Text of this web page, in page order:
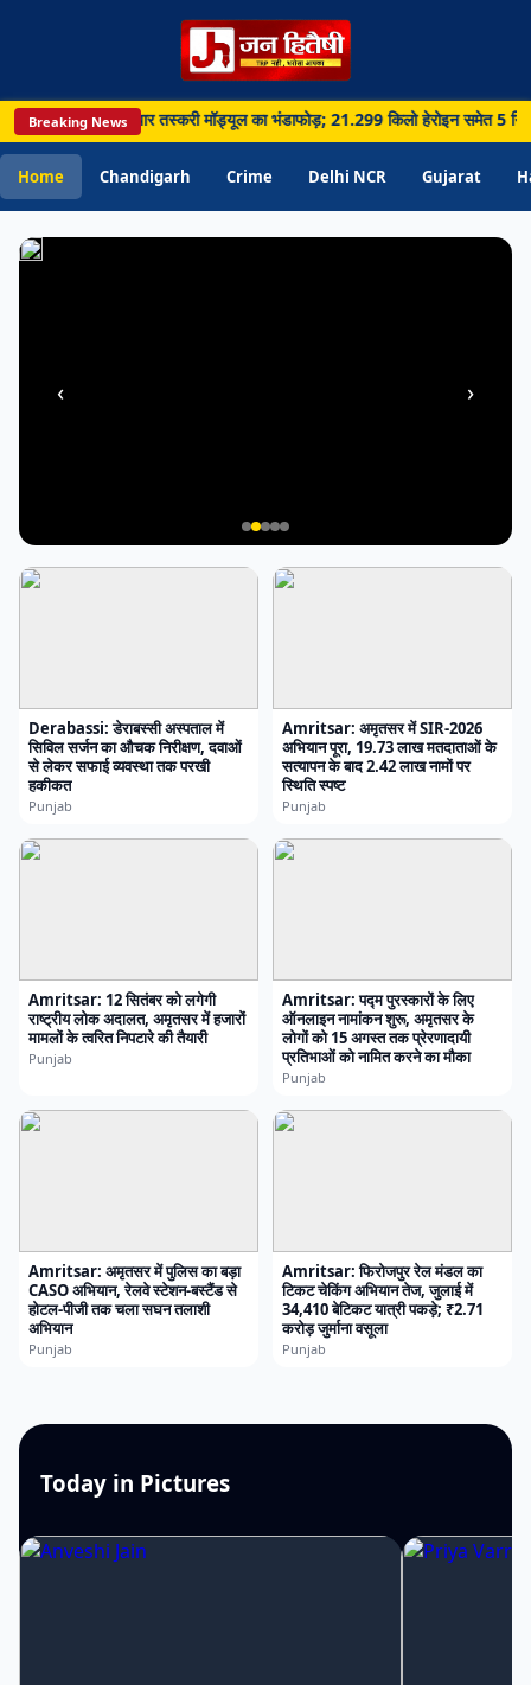
Breaking News
पार नशा और हथियार तस्करी मॉड्यूल का भंडाफोड़; 21.299 किलो हेरोइन समेत 5
Home Chandigarh Crime Delhi NCR Gujarat
‹ ›
पानी;
विभाग
ने
बढ़ाई
जागरूकता
Derabassi: डेराबस्सी अस्पताल में
सिविल सर्जन का औचक निरीक्षण, दवाओं
से लेकर सफाई व्यवस्था तक परखी
हकीकत
Punjab
Amritsar: अमृतसर में SIR-2026
अभियान पूरा, 19.73 लाख मतदाताओं के
सत्यापन के बाद 2.42 लाख नामों पर
स्थिति स्पष्ट
Punjab
Amritsar: 12 सितंबर को लगेगी
राष्ट्रीय लोक अदालत, अमृतसर में हजारों
मामलों के त्वरित निपटारे की तैयारी
Punjab
Amritsar: पद्म पुरस्कारों के लिए
ऑनलाइन नामांकन शुरू, अमृतसर के
लोगों को 15 अगस्त तक प्रेरणादायी
प्रतिभाओं को नामित करने का मौका
Punjab
Amritsar: अमृतसर में पुलिस का बड़ा
CASO अभियान, रेलवे स्टेशन-बस्टैंड से
होटल-पीजी तक चला सघन तलाशी
अभियान
Punjab
Amritsar: फिरोजपुर रेल मंडल का
टिकट चेकिंग अभियान तेज, जुलाई में
34,410 बेटिकट यात्री पकड़े; ₹2.71
करोड़ जुर्माना वसूला
Punjab
Today in Pictures